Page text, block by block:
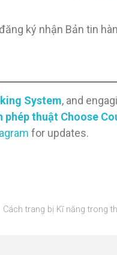
ký nhận Bản tin
System, and
phép thuật Choose
for updates.
Cách trang bị Kĩ năng trong